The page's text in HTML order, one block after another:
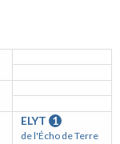
ELYT 1
de l'Écho de Terre